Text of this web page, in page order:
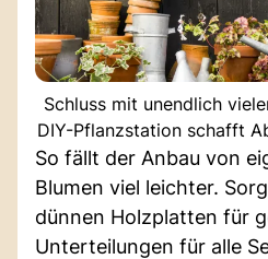
Schluss mit unendlich
DIY-Pflanzstation schafft
So fällt der Anbau von
Blumen viel leichter.
dünnen Holzplatten für
Unterteilungen für alle